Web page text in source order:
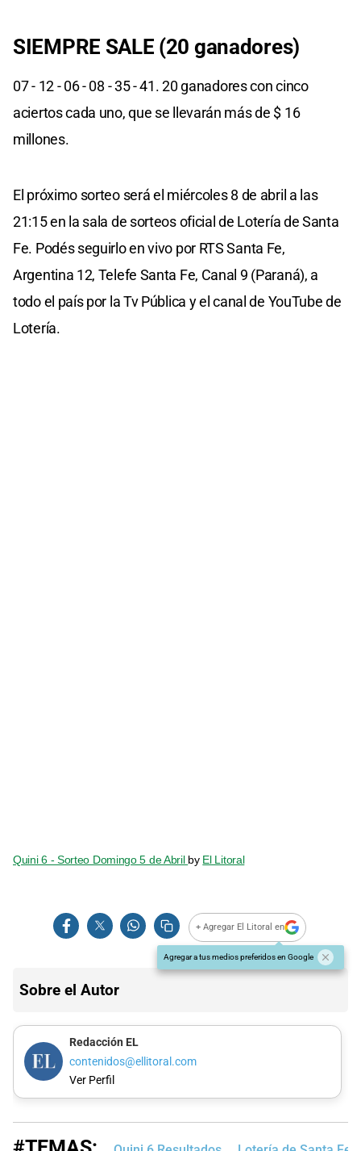
SIEMPRE SALE (20 ganadores)
07 - 12 - 06 - 08 - 35 - 41. 20 ganadores con cinco
aciertos cada uno, que se llevarán más de $ 16
millones.
El próximo sorteo será el miércoles 8 de abril a las
21:15 en la sala de sorteos oficial de Lotería de Santa
Fe. Podés seguirlo en vivo por RTS Santa Fe,
Argentina 12, Telefe Santa Fe, Canal 9 (Paraná), a
todo el país por la Tv Pública y el canal de YouTube de
Lotería.
Quini 6 - Sorteo Domingo 5 de Abril by El Litoral
+ Agregar El Litoral en
Agregar a tus medios preferidos en Google
Sobre el Autor
Redacción EL
contenidos@ellitoral.com
Ver Perfil